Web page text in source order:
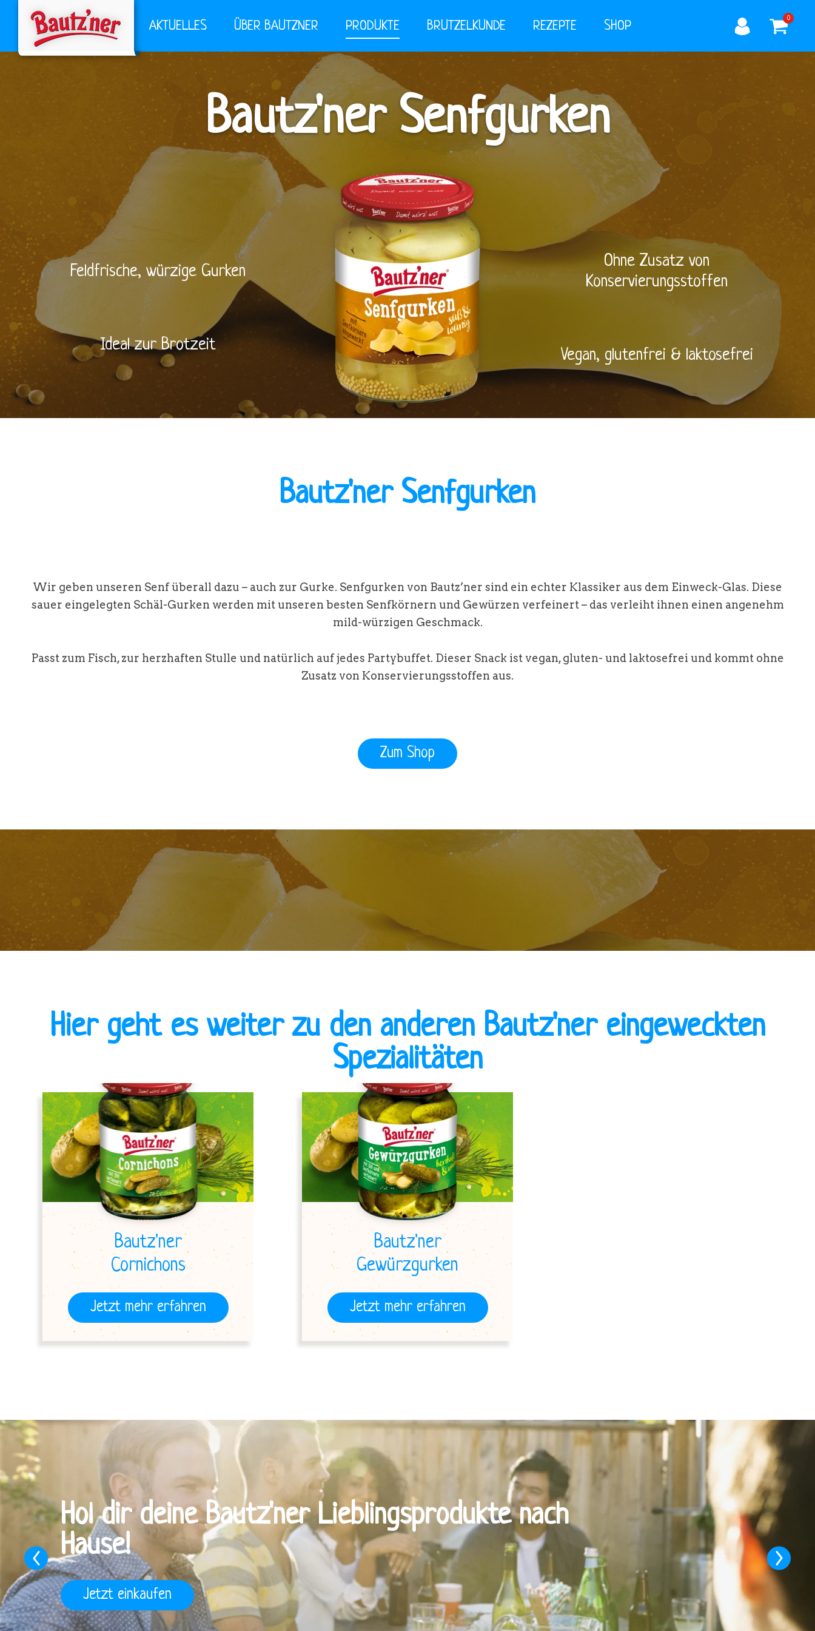
AKTUELLES ÜBER BAUTZNER PRODUKTE BRUTZELKUNDE REZEPTE SHOP
0
Bautz'ner Senfgurken
Feldfrische, würzige Gurken
Ideal zur Brotzeit
Ohne Zusatz von
Konservierungsstoffen
Vegan, glutenfrei & laktosefrei
Bautz'ner Senfgurken
Wir geben unseren Senf überall dazu – auch zur Gurke. Senfgurken von Bautz’ner sind ein echter Klassiker aus dem Einweck-Glas. Diese
sauer eingelegten Schäl-Gurken werden mit unseren besten Senfkörnern und Gewürzen verfeinert – das verleiht ihnen einen angenehm
mild-würzigen Geschmack.
Passt zum Fisch, zur herzhaften Stulle und natürlich auf jedes Partybuffet. Dieser Snack ist vegan, gluten- und laktosefrei und kommt ohne
Zusatz von Konservierungsstoffen aus.
Zum Shop
Hier geht es weiter zu den anderen Bautz'ner eingeweckten
Spezialitäten
Bautz'ner
Cornichons
Jetzt mehr erfahren
Bautz'ner
Gewürzgurken
Jetzt mehr erfahren
Previous
Hol dir deine Bautz'ner Lieblingsprodukte nach
Hause!
Jetzt einkaufen
Next